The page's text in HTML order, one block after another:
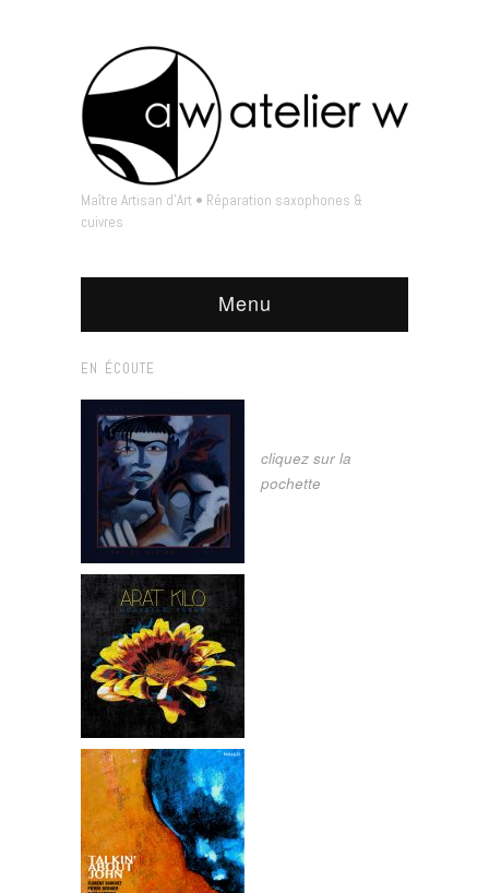
Maître Artisan d'Art • Réparation saxophones &
cuivres
Menu
EN ÉCOUTE
cliquez sur la
pochette